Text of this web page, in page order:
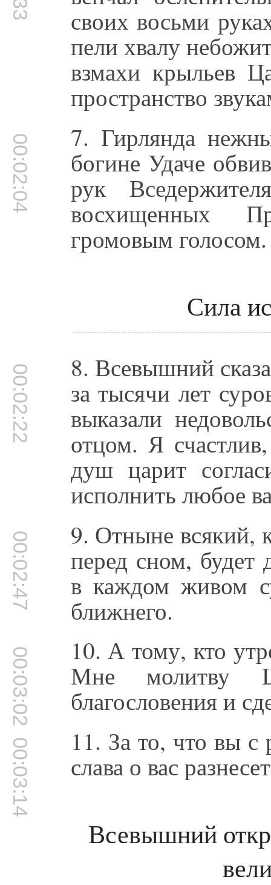
своих восьми
пели хвалу
взмахи крыльев
пространство
00:02:04 7. Гирлянда
богине Удаче
рук
восхищенных
громовым голосом.
Сила
00:02:22 8. Всевышний
за тысячи лет
выказали
отцом. Я
душ царит
исполнить любое
00:02:47 9. Отныне всякий,
перед сном,
в каждом живом
ближнего.
00:03:02 10. А тому, кто
Мне молитву
благословения и
00:03:14 11. За то, что вы с
слава о вас
Всевышний